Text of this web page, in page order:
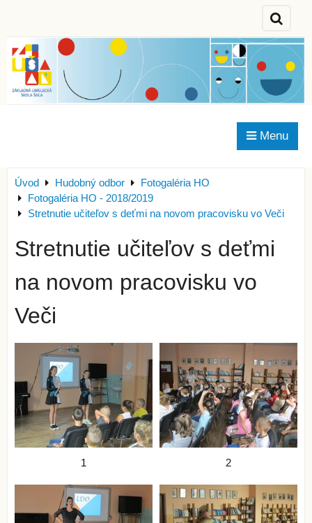
Menu
Úvod Hudobný odbor
Fotogaléria HO
Fotogaléria HO - 2018/2019
Stretnutie učiteľov s deťmi na novom pracovisku vo Veči
Stretnutie učiteľov s deťmi
na novom pracovisku vo
Veči
1 2